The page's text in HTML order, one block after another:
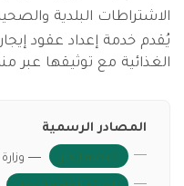
الاشتراطات البلدية
يُقدم خدمة إعداد عقود
الغذائية مع توثيقها عبر
المصادر الرسمية
منصة إيجار
— وزارة